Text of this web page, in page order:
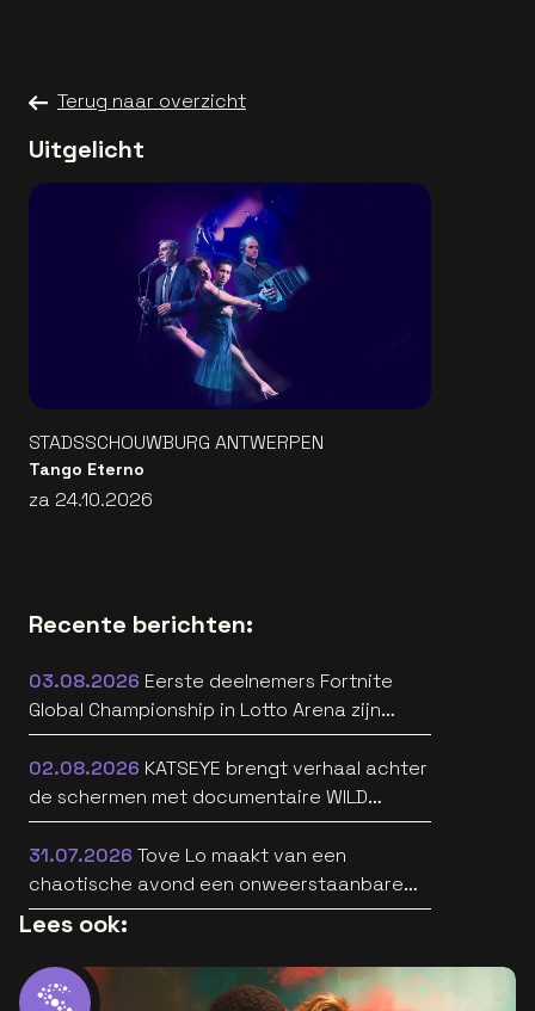
Terug naar overzicht
Uitgelicht
STADSSCHOUWBURG ANTWERPEN
Tango Eterno
za 24.10.2026
Recente berichten:
03.08.2026 Eerste deelnemers Fortnite
Global Championship in Lotto Arena zijn
bekend
02.08.2026 KATSEYE brengt verhaal achter
de schermen met documentaire WILD
HEARTS [trailer]
31.07.2026 Tove Lo maakt van een
chaotische avond een onweerstaanbare
popsong
Lees ook: